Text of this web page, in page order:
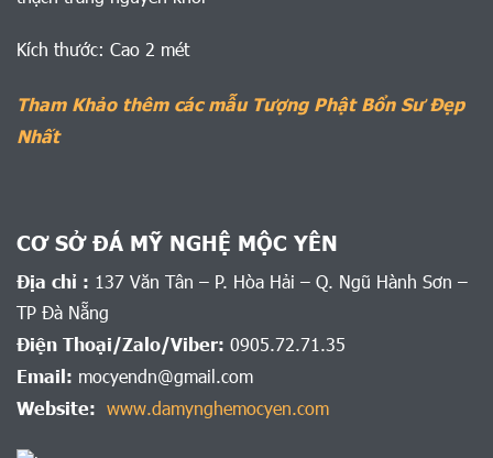
Kích thước: Cao 2 mét
Tham Khảo thêm các mẫu Tượng Phật Bổn Sư Đẹp
Nhất
CƠ SỞ ĐÁ MỸ NGHỆ MỘC YÊN
Địa chỉ : 137 Văn Tân – P. Hòa Hải – Q. Ngũ Hành Sơn –
TP Đà Nẵng
Điện Thoại/Zalo/Viber: 0905.72.71.35
Email: mocyendn@gmail.com
Website: www.damynghemocyen.com